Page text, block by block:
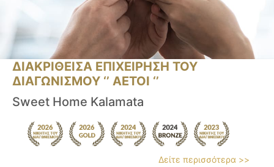
ΔΙΑΚΡΙΘΕΙΣΑ ΕΠΙΧΕΙΡΗΣΗ ΤΟΥ
ΔΙΑΓΩΝΙΣΜΟΥ ‘’ ΑΕΤΟΙ ‘’
Sweet Home Kalamata
Δείτε περισσότερα >>